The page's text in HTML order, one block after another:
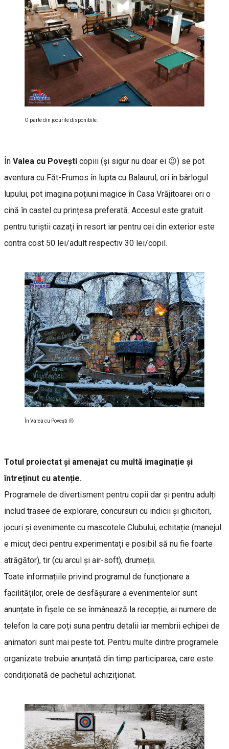
O parte din jocurile disponibile.
În Valea cu Povești copiii (și sigur nu doar ei 😉) se pot
aventura cu Făt-Frumos în lupta cu Balaurul, ori în bârlogul
lupului, pot imagina poțiuni magice în Casa Vrăjitoarei ori o
cină în castel cu prințesa preferată. Accesul este gratuit
pentru turiștii cazați în resort iar pentru cei din exterior este
contra cost 50 lei/adult respectiv 30 lei/copil.
În Valea cu Poveşti 😍
Totul proiectat și amenajat cu multă imaginație și
întreținut cu atenție.
Programele de divertisment pentru copii dar și pentru adulți
includ trasee de explorare, concursuri cu indicii și ghicitori,
jocuri și evenimente cu mascotele Clubului, echitație (manejul
e micuț deci pentru experimentați e posibil să nu fie foarte
atrăgător), tir (cu arcul și air-soft), drumeții.
Toate informațiile privind programul de funcționare a
facilităților, orele de desfășurare a evenimentelor sunt
anunțate în fișele ce se înmânează la recepție, ai numere de
telefon la care poți suna pentru detalii iar membrii echipei de
animatori sunt mai peste tot. Pentru multe dintre programele
organizate trebuie anunțată din timp participarea, care este
condiționată de pachetul achiziționat.